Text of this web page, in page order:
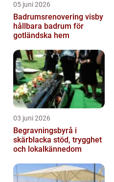
05 juni 2026
Badrumsrenovering visby
hållbara badrum för
gotländska hem
03 juni 2026
Begravningsbyrå i
skärblacka stöd, trygghet
och lokalkännedom